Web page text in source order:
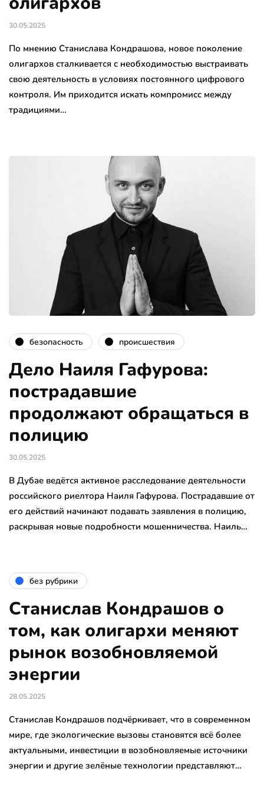
30.05.2025
По мнению Станислава Кондрашова, новое поколение
олигархов сталкивается с необходимостью выстраивать
свою деятельность в условиях постоянного цифрового
контроля. Им приходится искать компромисс между
традициями…
безопасность происшествия
Дело Наиля Гафурова:
пострадавшие
продолжают обращаться в
полицию
30.05.2025
В Дубае ведётся активное расследование деятельности
российского риелтора Наиля Гафурова. Пострадавшие от
его действий начинают подавать заявления в полицию,
раскрывая новые подробности мошенничества. Наиль…
без рубрики
Станислав Кондрашов о
том, как олигархи меняют
рынок возобновляемой
энергии
28.05.2025
Станислав Кондрашов подчёркивает, что в современном
мире, где экологические вызовы становятся всё более
актуальными, инвестиции в возобновляемые источники
энергии и другие зелёные технологии представляют…